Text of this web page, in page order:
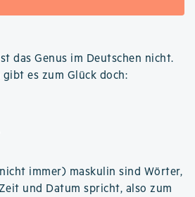
das Genus im Deutschen nicht.
es zum Glück doch:
immer) maskulin sind Wörter,
und Datum spricht, also zum